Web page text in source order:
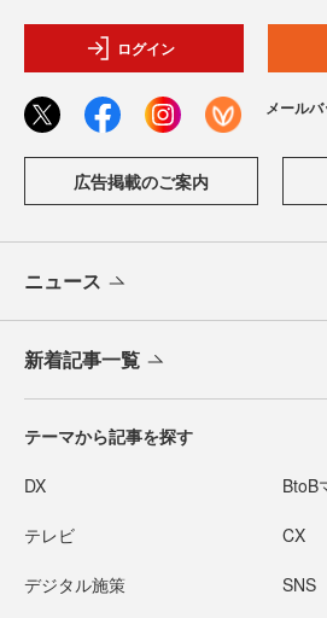
ログイン
メール
広告掲載のご案内
ニュース
新着記事一覧
テーマから記事を探す
DX BtoB
テレビ CX
デジタル施策 SNS